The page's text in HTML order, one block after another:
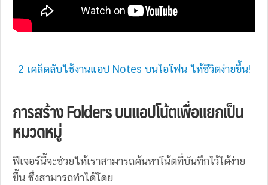
2 เคล็ดลับใช้งานแอป Notes บนไอโฟน ให้ชีวิตง่ายขึ้น!
การสร้าง Folders บนแอปโน้ตเพื่อแยกเป็น
หมวดหมู่
ฟีเจอร์นี้จะช่วยให้เราสามารถค้นหาโน้ตที่บันทึกไว้ได้ง่าย
ขึ้น ซึ่งสามารถทำได้โดย